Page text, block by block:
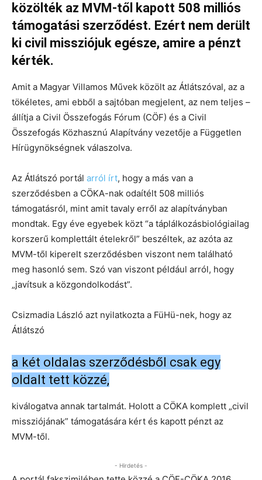
közölték az MVM-től kapott 508 milliós
támogatási szerződést. Ezért nem derült
ki civil missziójuk egésze, amire a pénzt
kérték.
Amit a Magyar Villamos Művek közölt az Átlátszóval, az a
tökéletes, ami ebből a sajtóban megjelent, az nem teljes –
állítja a Civil Összefogás Fórum (CÖF) és a Civil
Összefogás Közhasznú Alapítvány vezetője a Független
Hírügynökségnek válaszolva.
Az Átlátszó portál arról írt, hogy a más van a
szerződésben a CÖKA-nak odaítélt 508 milliós
támogatásról, mint amit tavaly erről az alapítványban
mondtak. Egy éve egyebek közt “a táplálkozásbiológiailag
korszerű komplettált ételekről” beszéltek, az azóta az
MVM-től kiperelt szerződésben viszont nem található
meg hasonló sem. Szó van viszont például arról, hogy
„javítsuk a közgondolkodást”.
Csizmadia László azt nyilatkozta a FüHü-nek, hogy az
Átlátszó
a két oldalas szerződésből csak egy
oldalt tett közzé,
kiválogatva annak tartalmát. Holott a CÖKA komplett „civil
missziójának” támogatására kért és kapott pénzt az
MVM-től.
- Hirdetés -